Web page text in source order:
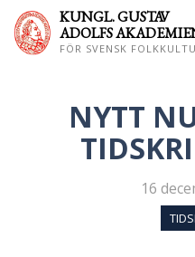
KUNGL. GUSTAV
ADOLFS
FÖR SVENSK
NYTT
16